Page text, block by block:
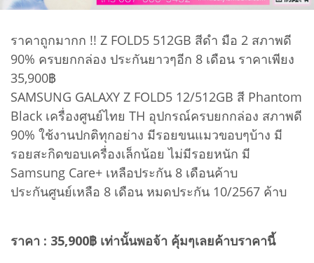
ราคาถูกมากก !! Z FOLD5 512GB สีดำ มือ 2 สภาพดี
90% ครบยกกล่อง ประกันยาวๆอีก 8 เดือน ราคาเพียง
35,900฿
SAMSUNG GALAXY Z FOLD5 12/512GB สี Phantom
Black เครื่องศูนย์ไทย TH อุปกรณ์ครบยกกล่อง สภาพดี
90% ใช้งานปกติทุกอย่าง มีรอยขนแมวขอบๆบ้าง มี
รอยสะกิดขอบเครื่องเล็กน้อย ไม่มีรอยหนัก มี
Samsung Care+ เหลือประกัน 8 เดือนค้าบ
ประกันศูนย์เหลือ 8 เดือน หมดประกัน 10/2567 ค้าบ
ราคา : 35,900฿ เท่านั้นพอจ้า คุ้มๆเลยค้าบราคานี้